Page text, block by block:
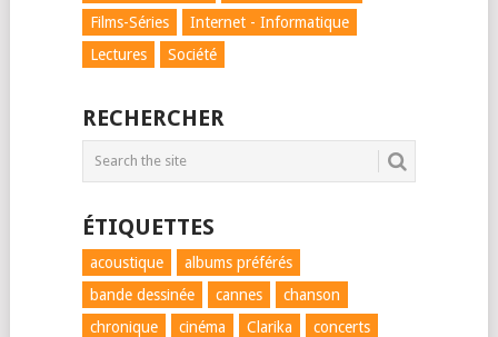
Films-Séries
Internet - Informatique
Lectures
Société
RECHERCHER
ÉTIQUETTES
acoustique
albums préférés
bande dessinée
cannes
chanson
chronique
cinéma Clarika
concerts